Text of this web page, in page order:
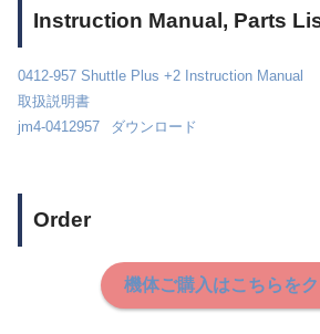
Instruction Manual, Parts
0412-957 Shuttle Plus +2 Instruction Manual
取扱説明書
jm4-0412957
ダウンロード
Order
機体ご購入はこちらを